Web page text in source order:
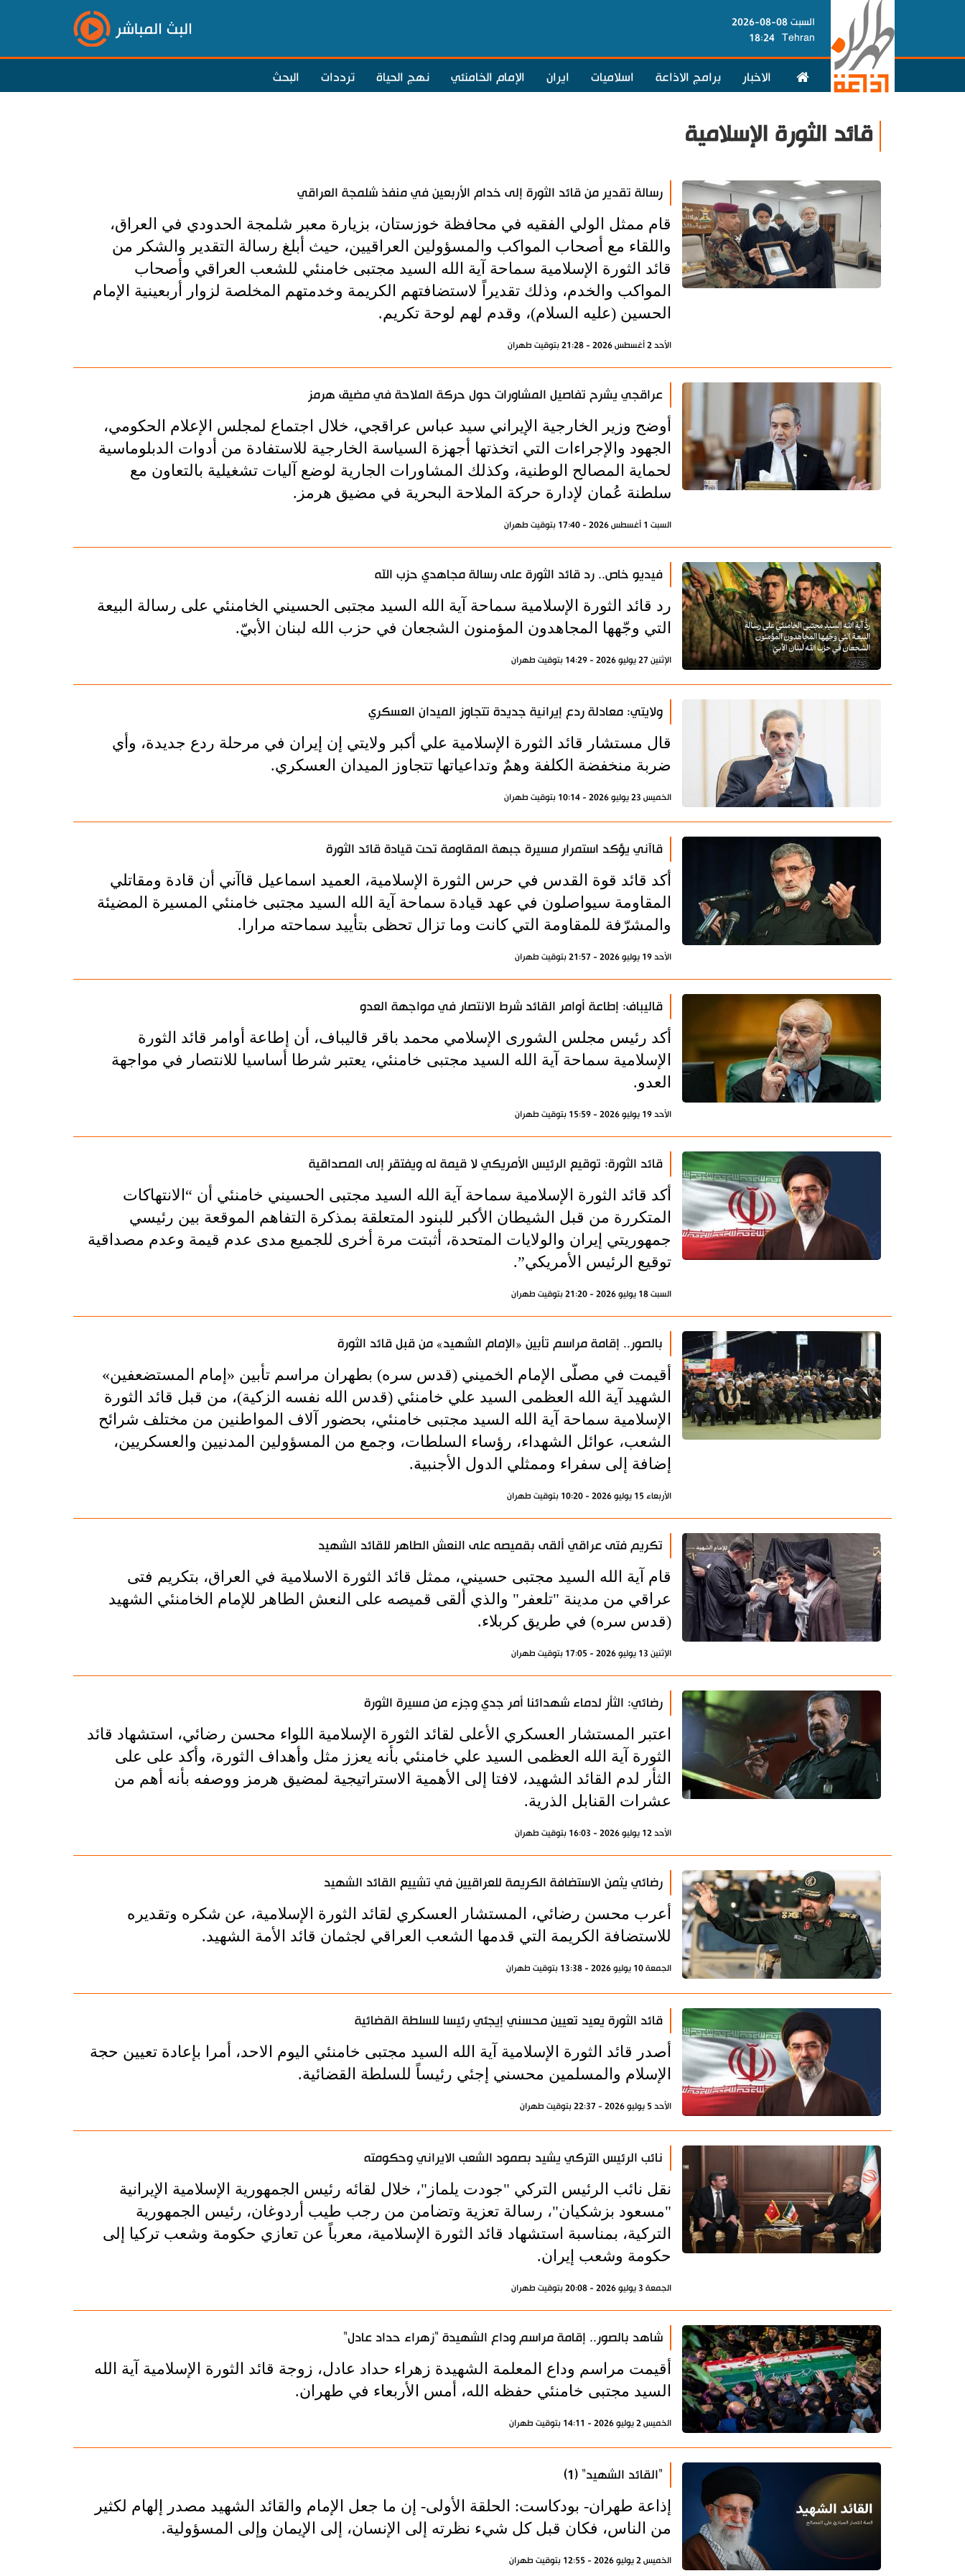
السبت 08-08-2026
Tehran
18:24 البث المباشر
الاخبار برامج الاذاعة اسلاميات ايران الإمام الخامنئي نهج الحياة ترددات البحث
قائد الثورة الإسلامية
رسالة تقدير من قائد الثورة إلى خدام الأربعين في منفذ شلمجة العراقي
قام ممثل الولي الفقيه في محافظة خوزستان، بزيارة معبر شلمجة الحدودي في العراق،
واللقاء مع أصحاب المواكب والمسؤولين العراقيين، حيث أبلغ رسالة التقدير والشكر من
قائد الثورة الإسلامية سماحة آية الله السيد مجتبى خامنئي للشعب العراقي وأصحاب
المواكب والخدم، وذلك تقديراً لاستضافتهم الكريمة وخدمتهم المخلصة لزوار أربعينية الإمام
الحسين (عليه السلام)، وقدم لهم لوحة تكريم.
الأحد 2 أغسطس 2026 - 21:28 بتوقيت طهران
عراقجي يشرح تفاصيل المشاورات حول حركة الملاحة في مضيق هرمز
أوضح وزير الخارجية الإيراني سيد عباس عراقجي، خلال اجتماع لمجلس الإعلام الحكومي،
الجهود والإجراءات التي اتخذتها أجهزة السياسة الخارجية للاستفادة من أدوات الدبلوماسية
لحماية المصالح الوطنية، وكذلك المشاورات الجارية لوضع آليات تشغيلية بالتعاون مع
سلطنة عُمان لإدارة حركة الملاحة البحرية في مضيق هرمز.
السبت 1 أغسطس 2026 - 17:40 بتوقيت طهران
فيديو خاص.. رد قائد الثورة على رسالة مجاهدي حزب الله
رد قائد الثورة الإسلامية سماحة آية الله السيد مجتبى الحسيني الخامنئي على رسالة البيعة
التي وجّهها المجاهدون المؤمنون الشجعان في حزب الله لبنان الأبيّ.
الإثنين 27 يوليو 2026 - 14:29 بتوقيت طهران
ولايتي: معادلة ردع إيرانية جديدة تتجاوز الميدان العسكري
قال مستشار قائد الثورة الإسلامية علي أكبر ولايتي إن إيران في مرحلة ردع جديدة، وأي
ضربة منخفضة الكلفة وهمٌ وتداعياتها تتجاوز الميدان العسكري.
الخميس 23 يوليو 2026 - 10:14 بتوقيت طهران
قاآني يؤكد استمرار مسيرة جبهة المقاومة تحت قيادة قائد الثورة
أكد قائد قوة القدس في حرس الثورة الإسلامية، العميد اسماعيل قاآني أن قادة ومقاتلي
المقاومة سيواصلون في عهد قيادة سماحة آية الله السيد مجتبى خامنئي المسيرة المضيئة
والمشرّفة للمقاومة التي كانت وما تزال تحظى بتأييد سماحته مرارا.
الأحد 19 يوليو 2026 - 21:57 بتوقيت طهران
قاليباف: إطاعة أوامر القائد شرط الانتصار في مواجهة العدو
أكد رئيس مجلس الشورى الإسلامي محمد باقر قاليباف، أن إطاعة أوامر قائد الثورة
الإسلامية سماحة آية الله السيد مجتبى خامنئي، يعتبر شرطا أساسيا للانتصار في مواجهة
العدو.
الأحد 19 يوليو 2026 - 15:59 بتوقيت طهران
قائد الثورة: توقيع الرئيس الأمريكي لا قيمة له ويفتقر إلى المصداقية
أكد قائد الثورة الإسلامية سماحة آية الله السيد مجتبى الحسيني خامنئي أن “الانتهاكات
المتكررة من قبل الشيطان الأكبر للبنود المتعلقة بمذكرة التفاهم الموقعة بين رئيسي
جمهوريتي إيران والولايات المتحدة، أثبتت مرة أخرى للجميع مدى عدم قيمة وعدم مصداقية
توقيع الرئيس الأمريكي”.
السبت 18 يوليو 2026 - 21:20 بتوقيت طهران
بالصور.. إقامة مراسم تأبين «الإمام الشهيد» من قبل قائد الثورة
أقيمت في مصلّى الإمام الخميني (قدس سره) بطهران مراسم تأبين «إمام المستضعفين»
الشهيد آية الله العظمى السيد علي خامنئي (قدس الله نفسه الزكية)، من قبل قائد الثورة
الإسلامية سماحة آية الله السيد مجتبى خامنئي، بحضور آلاف المواطنين من مختلف شرائح
الشعب، عوائل الشهداء، رؤساء السلطات، وجمع من المسؤولين المدنيين والعسكريين،
إضافة إلى سفراء وممثلي الدول الأجنبية.
الأربعاء 15 يوليو 2026 - 10:20 بتوقيت طهران
تكريم فتى عراقي ألقى بقميصه على النعش الطاهر للقائد الشهيد
قام آية الله السيد مجتبى حسيني، ممثل قائد الثورة الاسلامية في العراق، بتكريم فتى
عراقي من مدينة "تلعفر" والذي ألقى قميصه على النعش الطاهر للإمام الخامنئي الشهيد
(قدس سره) في طريق كربلاء.
الإثنين 13 يوليو 2026 - 17:05 بتوقيت طهران
رضائي: الثأر لدماء شهدائنا أمر جدي وجزء من مسيرة الثورة
اعتبر المستشار العسكري الأعلى لقائد الثورة الإسلامية اللواء محسن رضائي، استشهاد قائد
الثورة آية الله العظمى السيد علي خامنئي بأنه يعزز مثل وأهداف الثورة، وأكد على على
الثأر لدم القائد الشهيد، لافتا إلى الأهمية الاستراتيجية لمضيق هرمز ووصفه بأنه أهم من
عشرات القنابل الذرية.
الأحد 12 يوليو 2026 - 16:03 بتوقيت طهران
رضائي يثمن الاستضافة الكريمة للعراقيين في تشييع القائد الشهيد
أعرب محسن رضائي، المستشار العسكري لقائد الثورة الإسلامية، عن شكره وتقديره
للاستضافة الكريمة التي قدمها الشعب العراقي لجثمان قائد الأمة الشهيد.
الجمعة 10 يوليو 2026 - 13:38 بتوقيت طهران
قائد الثورة يعيد تعيين محسني إيجئي رئيسا للسلطة القضائية
أصدر قائد الثورة الإسلامية آية الله السيد مجتبى خامنئي اليوم الاحد، أمرا بإعادة تعيين حجة
الإسلام والمسلمين محسني إجئي رئيساً للسلطة القضائية.
الأحد 5 يوليو 2026 - 22:37 بتوقيت طهران
نائب الرئيس التركي يشيد بصمود الشعب الايراني وحكومته
نقل نائب الرئيس التركي "جودت يلماز"، خلال لقائه رئيس الجمهورية الإسلامية الإيرانية
"مسعود بزشكيان"، رسالة تعزية وتضامن من رجب طيب أردوغان، رئيس الجمهورية
التركية، بمناسبة استشهاد قائد الثورة الإسلامية، معرباً عن تعازي حكومة وشعب تركيا إلى
حكومة وشعب إيران.
الجمعة 3 يوليو 2026 - 20:08 بتوقيت طهران
شاهد بالصور.. إقامة مراسم وداع الشهيدة "زهراء حداد عادل"
أُقيمت مراسم وداع المعلمة الشهيدة زهراء حداد عادل، زوجة قائد الثورة الإسلامية آية الله
السيد مجتبى خامنئي حفظه الله، أمس الأربعاء في طهران.
الخميس 2 يوليو 2026 - 14:11 بتوقيت طهران
"القائد الشهيد" (1)
إذاعة طهران- بودكاست: الحلقة الأولى- إن ما جعل الإمام والقائد الشهيد مصدر إلهام لكثير
من الناس، فكان قبل كل شيء نظرته إلى الإنسان، إلى الإيمان وإلى المسؤولية.
الخميس 2 يوليو 2026 - 12:55 بتوقيت طهران